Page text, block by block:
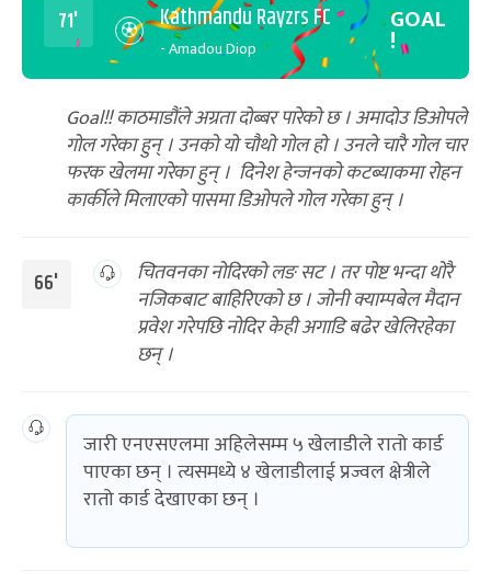
71' Kathmandu Rayzrs FC
- Amadou Diop
GOAL
!
Goal!! काठमाडौंले अग्रता दोब्बर पारेको छ । अमादोउ डिओपले
गोल गरेका हुन् । उनको यो चौथो गोल हो । उनले चारै गोल चार
फरक खेलमा गरेका हुन् । दिनेश हेन्जनको कटब्याकमा रोहन
कार्कीले मिलाएको पासमा डिओपले गोल गरेका हुन् ।
66'
चितवनका नोदिरको लङ सट । तर पोष्ट भन्दा थोरै
नजिकबाट बाहिरिएको छ । जोनी क्याम्पबेल मैदान
प्रवेश गरेपछि नोदिर केही अगाडि बढेर खेलिरहेका
छन् ।
जारी एनएसएलमा अहिलेसम्म ५ खेलाडीले रातो कार्ड
पाएका छन् । त्यसमध्ये ४ खेलाडीलाई प्रज्वल क्षेत्रीले
रातो कार्ड देखाएका छन् ।